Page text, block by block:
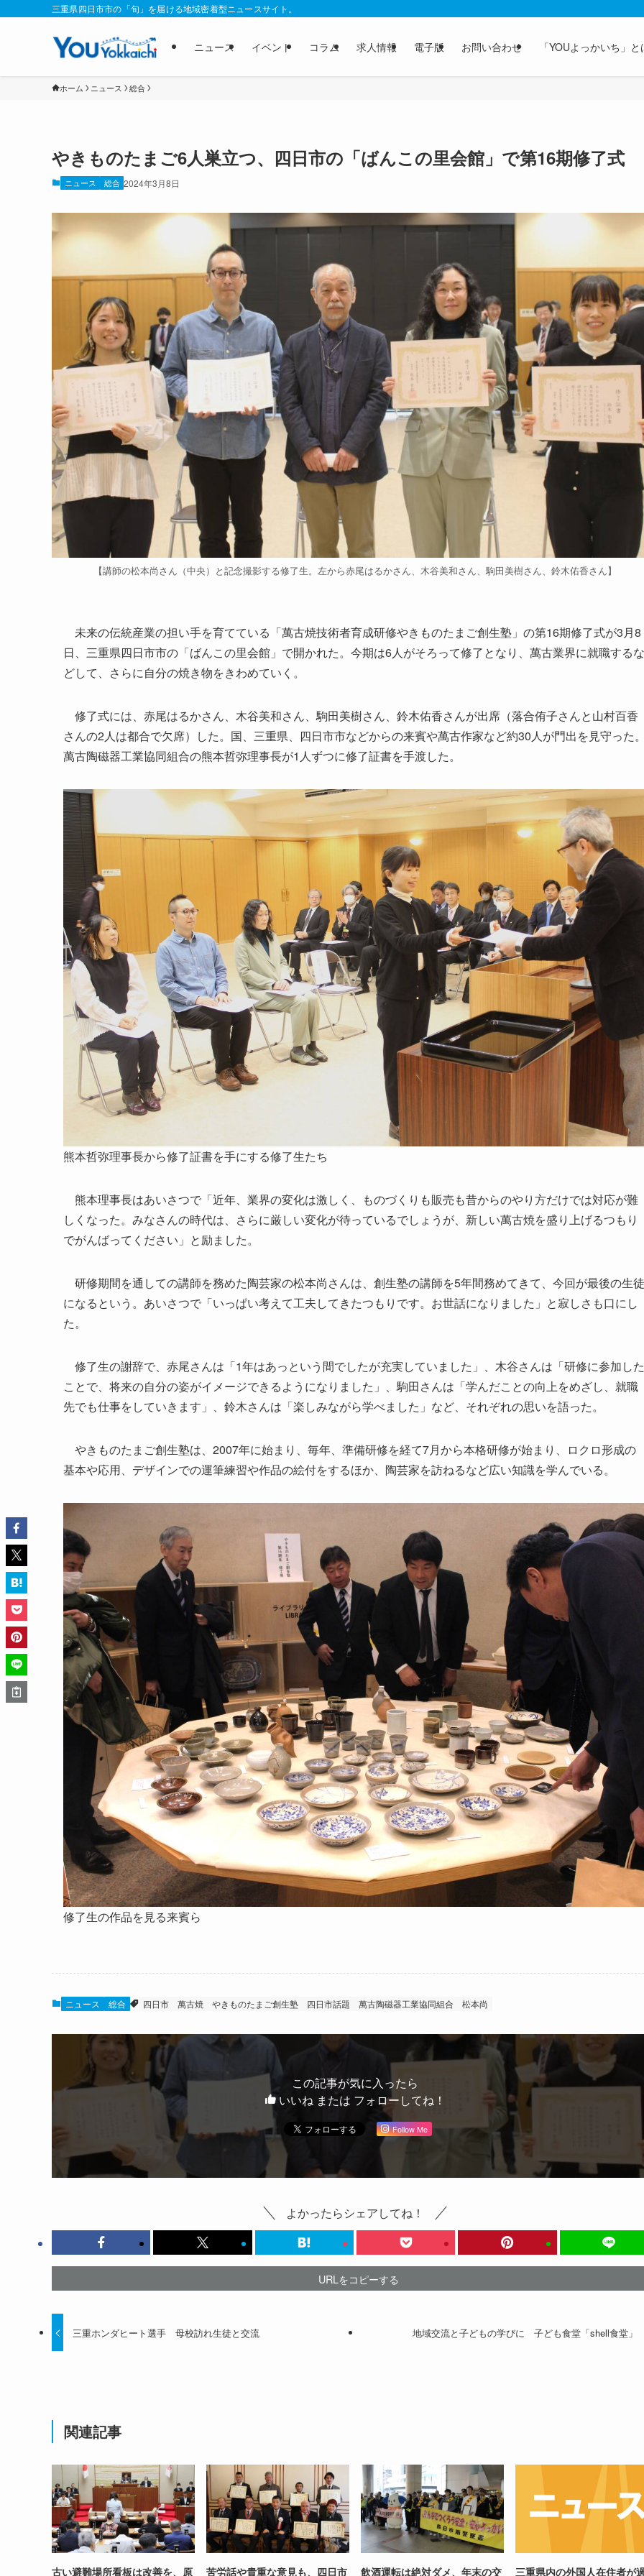
三重県四日市市の「旬」を届ける地域密着型ニュースサイト。
ニュース イベント コラム 求人情報 電子版 お問い合わせ 「YOUよっかいち」と
ホーム ニュース 総合
やきものたまご6人巣立つ、四日市の「ばんこの里会館」で第16期修了式
ニュース 総合 2024年3月8日
【講師の松本尚さん（中央）と記念撮影する修了生。左から赤尾はるかさん、木谷美和さん、駒田美樹さん、鈴木佑香さん】
未来の伝統産業の担い手を育てている「萬古焼技術者育成研修やきものたまご創生塾」の第16期修了式が3月8
日、三重県四日市市の「ばんこの里会館」で開かれた。今期は6人がそろって修了となり、萬古業界に就職するな
どして、さらに自分の焼き物をきわめていく。
修了式には、赤尾はるかさん、木谷美和さん、駒田美樹さん、鈴木佑香さんが出席（落合侑子さんと山村百香
さんの2人は都合で欠席）した。国、三重県、四日市市などからの来賓や萬古作家など約30人が門出を見守った
萬古陶磁器工業協同組合の熊本哲弥理事長が1人ずつに修了証書を手渡した。
熊本哲弥理事長から修了証書を手にする修了生たち
熊本理事長はあいさつで「近年、業界の変化は激しく、ものづくりも販売も昔からのやり方だけでは対応が難
しくなった。みなさんの時代は、さらに厳しい変化が待っているでしょうが、新しい萬古焼を盛り上げるつもり
でがんばってください」と励ました。
研修期間を通しての講師を務めた陶芸家の松本尚さんは、創生塾の講師を5年間務めてきて、今回が最後の生徒
になるという。あいさつで「いっぱい考えて工夫してきたつもりです。お世話になりました」と寂しさも口にし
た。
修了生の謝辞で、赤尾さんは「1年はあっという間でしたが充実していました」、木谷さんは「研修に参加した
ことで、将来の自分の姿がイメージできるようになりました」、駒田さんは「学んだことの向上をめざし、就職
先でも仕事をしていきます」、鈴木さんは「楽しみながら学べました」など、それぞれの思いを語った。
やきものたまご創生塾は、2007年に始まり、毎年、準備研修を経て7月から本格研修が始まり、ロクロ形成の
基本や応用、デザインでの運筆練習や作品の絵付をするほか、陶芸家を訪ねるなど広い知識を学んでいる。
修了生の作品を見る来賓ら
ニュース 総合 四日市 萬古焼 やきものたまご創生塾 四日市話題 萬古陶磁器工業協同組合 松本尚
この記事が気に入ったら
いいね または フォローしてね！
Follow Me
よかったらシェアしてね！
URLをコピーする
三重ホンダヒート選手 母校訪れ生徒と交流 地域交流と子どもの学びに 子ども食堂「shell食堂」
関連記事
古い避難場所看板は改善を、原 苦労話や貴重な意見も、四日市 飲酒運転は絶対ダメ、年末の交 三重県内の外国人在住者が